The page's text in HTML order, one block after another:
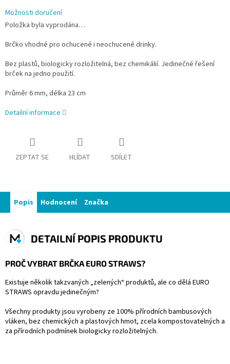
Možnosti doručení
Položka byla vyprodána…
Brčko vhodné pro ochucené i neochucené drinky.
Bez plastů, biologicky rozložitelná, bez chemikálií. Jedinečné řešení
brček na jedno použití.
Průměr 6 mm, délka 23 cm
Detailní informace
ZEPTAT SE HLÍDAT SDÍLET
Popis Hodnocení Značka
DETAILNÍ POPIS PRODUKTU
PROČ VYBRAT BRČKA EURO STRAWS?
Existuje několik takzvaných „zelených“ produktů, ale co dělá EURO
STRAWS opravdu jedinečným?
Všechny produkty jsou vyrobeny ze 100% přírodních bambusových
vláken, bez chemických a plastových hmot, zcela kompostovatelných a
za přírodních podmínek biologicky rozložitelných.